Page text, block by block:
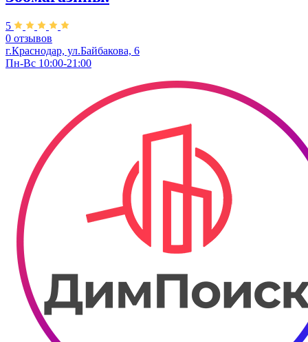
5
0 отзывов
г.Краснодар, ул.Байбакова, 6
Пн-Вс 10:00-21:00